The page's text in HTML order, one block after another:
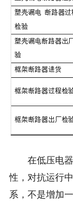
在低压电
性，对抗运行
系，不是增加